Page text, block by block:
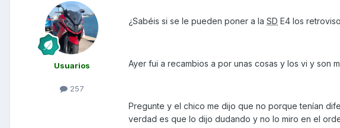
Usuarios
257
¿Sabéis si se le pueden poner a la SD E4 los
Ayer fui a recambios a por unas cosas y los vi y son
Pregunte y el chico me dijo que no porque tenían
verdad es que lo dijo dudando y no lo miro en el